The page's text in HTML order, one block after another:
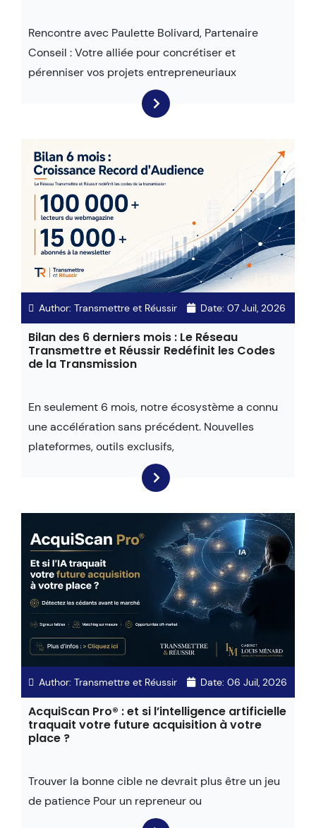
Rencontre avec Paulette Bolivard, Partenaire
Conseil : Votre alliée pour concrétiser et
pérenniser vos projets entrepreneuriaux
Author: Transmettre et Réussir Date: 07 Juil, 2026
Bilan des 6 derniers mois : Le Réseau
Transmettre et Réussir Redéfinit les Codes
de la Transmission
En seulement 6 mois, notre écosystème a connu
une accélération sans précédent. Nouvelles
plateformes, outils exclusifs,
Author: Transmettre et Réussir Date: 06 Juil, 2026
AcquiScan Pro® : et si l’intelligence artificielle
traquait votre future acquisition à votre
place ?
Trouver la bonne cible ne devrait plus être un jeu
de patience Pour un repreneur ou